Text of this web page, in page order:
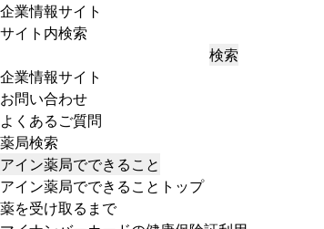
企業情報サイト
サイト内検索
検索
企業情報サイト
お問い合わせ
よくあるご質問
薬局検索
アイン薬局でできること
アイン薬局でできることトップ
薬を受け取るまで